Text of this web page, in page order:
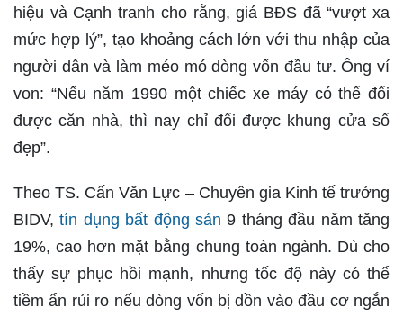
hiệu và Cạnh tranh cho rằng, giá BĐS đã “vượt xa
mức hợp lý”, tạo khoảng cách lớn với thu nhập của
người dân và làm méo mó dòng vốn đầu tư. Ông ví
von: “Nếu năm 1990 một chiếc xe máy có thể đổi
được căn nhà, thì nay chỉ đổi được khung cửa sổ
đẹp”.
Theo TS. Cấn Văn Lực – Chuyên gia Kinh tế trưởng
BIDV,tín dụng bất động sản 9 tháng đầu năm tăng
19%, cao hơn mặt bằng chung toàn ngành. Dù cho
thấy sự phục hồi mạnh, nhưng tốc độ này có thể
tiềm ẩn rủi ro nếu dòng vốn bị dồn vào đầu cơ ngắn